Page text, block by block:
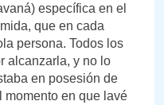
específica en el
que en cada
persona. Todos los
alcanzarla, y no lo
en posesión de
momento en que lavé